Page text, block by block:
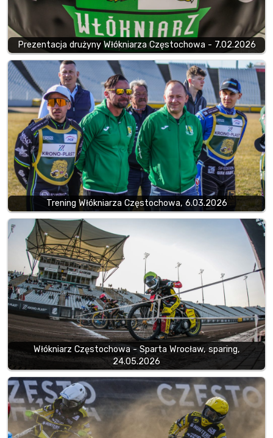
Prezentacja drużyny Włókniarza Częstochowa - 7.02.2026
Trening Włókniarza Częstochowa, 6.03.2026
Włókniarz Częstochowa - Sparta Wrocław, sparing,
24.05.2026